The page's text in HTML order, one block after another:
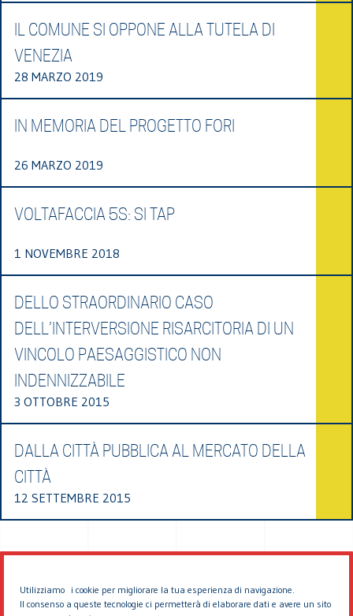
Utilizziamo i cookie per migliorare la tua esperienza di navigazione.
Il consenso a queste tecnologie ci permetterà di elaborare dati e avere un sito
IL COMUNE SI OPPONE ALLA TUTELA DI
VENEZIA
28 MARZO 2019
IN MEMORIA DEL PROGETTO FORI
26 MARZO 2019
VOLTAFACCIA 5S: SI TAP
1 NOVEMBRE 2018
DELLO STRAORDINARIO CASO
DELL’INTERVERSIONE RISARCITORIA DI UN
VINCOLO PAESAGGISTICO NON
INDENNIZZABILE
3 OTTOBRE 2015
DALLA CITTÀ PUBBLICA AL MERCATO DELLA
CITTÀ
12 SETTEMBRE 2015